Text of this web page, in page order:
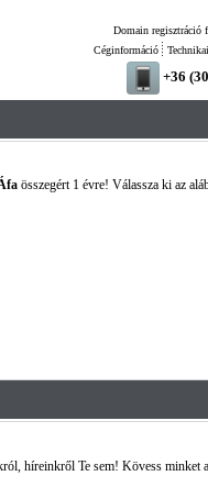
Domain regisztráció
Céginformáció
+36
összegért 1 évre! Válassza ki az
híreinkről Te sem! Kövess minket